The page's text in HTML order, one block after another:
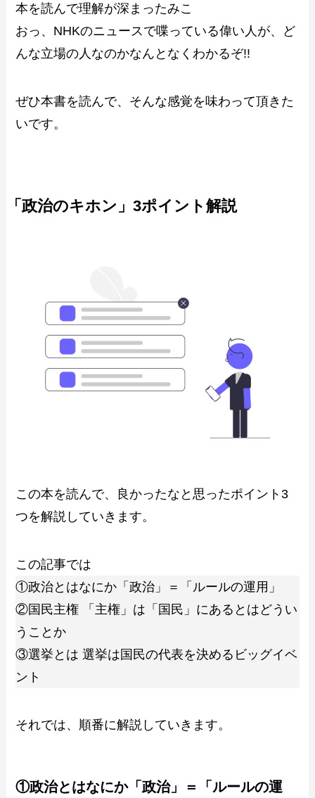
本を読んで理解が深まったみこ
おっ、NHKのニュースで喋っている偉い人が、ど
んな立場の人なのかなんとなくわかるぞ!!
ぜひ本書を読んで、そんな感覚を味わって頂きた
いです。
「政治のキホン」3ポイント解説
この本を読んで、良かったなと思ったポイント3
つを解説していきます。
この記事では
①政治とはなにか「政治」＝「ルールの運用」
②国民主権 「主権」は「国民」にあるとはどうい
うことか
③選挙とは 選挙は国民の代表を決めるビッグイベ
ント
それでは、順番に解説していきます。
①政治とはなにか「政治」＝「ルールの運